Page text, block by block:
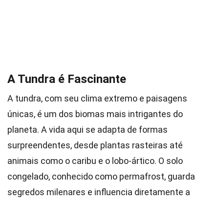
A Tundra é Fascinante
A tundra, com seu clima extremo e paisagens
únicas, é um dos biomas mais intrigantes do
planeta. A vida aqui se adapta de formas
surpreendentes, desde plantas rasteiras até
animais como o caribu e o lobo-ártico. O solo
congelado, conhecido como permafrost, guarda
segredos milenares e influencia diretamente a